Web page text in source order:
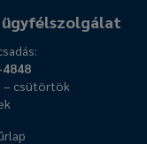
ügyfélszolgálat
– csütörtök